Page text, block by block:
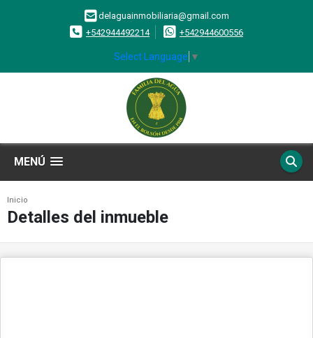
delaguainmobiliaria@gmail.com
+542944492214
+542944600556
Select Language ▼
MENÚ
Inicio
Detalles del inmueble